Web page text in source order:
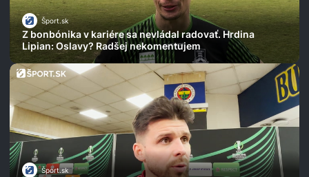
Šport.sk
Z bonbónika v kariére sa nevládal radovať. Hrdina
Lipian: Oslavy? Radšej nekomentujem
Šport.sk